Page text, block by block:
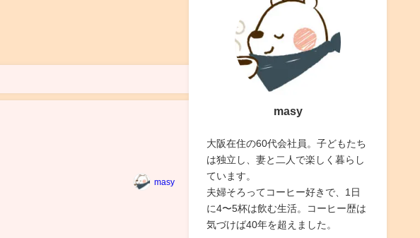
masy
masy
大阪在住の60代会社員。子どもたち
は独立し、妻と二人で楽しく暮らし
ています。
夫婦そろってコーヒー好きで、1日
に4〜5杯は飲む生活。コーヒー歴は
気づけば40年を超えました。